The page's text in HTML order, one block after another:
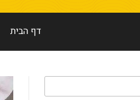
דף הבית